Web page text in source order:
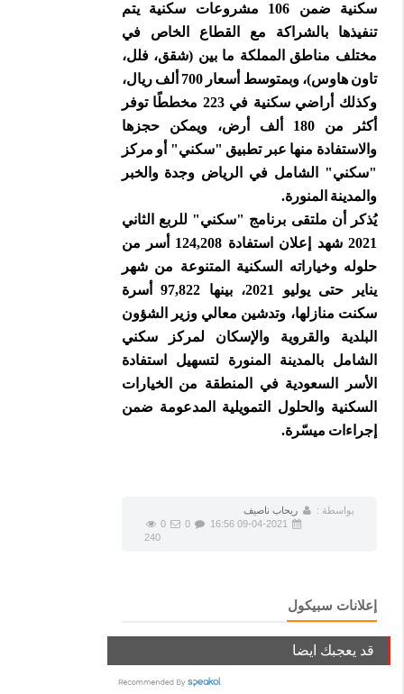
سكنية ضمن 106 مشروعات سكنية يتم
تنفيذها بالشراكة مع القطاع الخاص في
مختلف مناطق المملكة ما بين (شقق، فلل،
تاون هاوس)، وبمتوسط أسعار 700 ألف ريال،
وكذلك أراضي سكنية في 223 مخططًا توفر
أكثر من 180 ألف أرض، ويمكن حجزها
والاستفادة منها عبر تطبيق "سكني" أو مركز
"سكني" الشامل في الرياض وجدة والخبر
والمدينة المنورة.
يُذكر أن ملتقى برنامج "سكني" للربع الثاني
2021 شهد إعلان استفادة 124,208 أسر من
حلوله وخياراته السكنية المتنوعة من شهر
يناير حتى يوليو 2021، بينها 97,822 أسرة
سكنت منازلها، وتدشين معالي وزير الشؤون
البلدية والقروية والإسكان لمركز سكني
الشامل بالمدينة المنورة لتسهيل استفادة
الأسر السعودية في المنطقة من الخيارات
السكنية والحلول التمويلية المدعومة ضمن
إجراءات ميسّرة.
بواسطة :
ريحاب ناصيف
0
240
إعلانات سبيكول
قد يعجبك ايضا